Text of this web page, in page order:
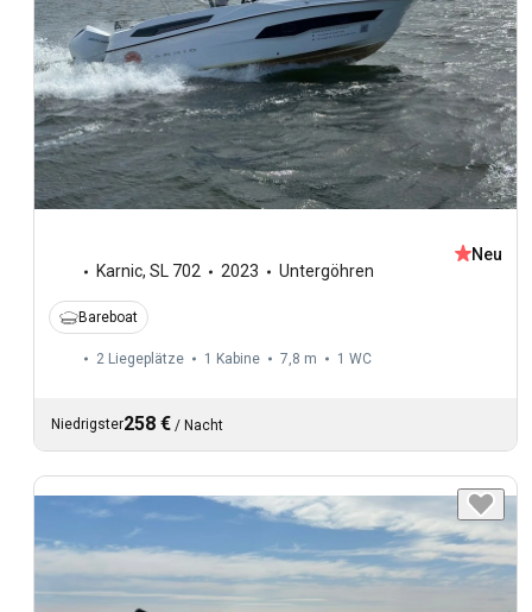
Karnic, SL 702 2023 Untergöhren
Neu
Bareboat
2 Liegeplätze 1 Kabine 7,8 m 1 WC
Niedrigster258 € / Nacht